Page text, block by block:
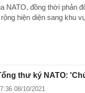
NATO, đồng thời phản
hiện diện sang khu
thư ký NATO:
08/10/2021